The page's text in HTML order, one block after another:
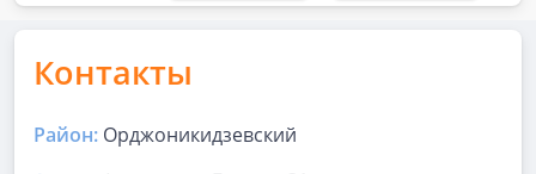
Контакты
Район: Орджоникидзевский